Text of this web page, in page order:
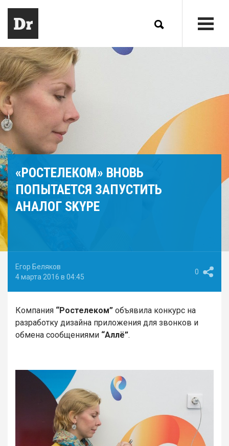
«РОСТЕЛЕКОМ» ВНОВЬ
ПОПЫТАЕТСЯ ЗАПУСТИТЬ
АНАЛОГ SKYPE
Егор Беляков
4 марта 2016 в 04:45
0
Компания “Ростелеком” объявила конкурс на
разработку дизайна приложения для звонков и
обмена сообщениями “Аллё”.